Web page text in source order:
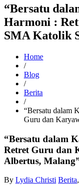
“Bersatu
Harmoni :
SMA Katolik
Home
/
Blog
/
Berita
/
“Bersatu dalam
Guru dan
“Bersatu dalam
Retret Guru dan
Albertus,
By Lydia Christi Berita,